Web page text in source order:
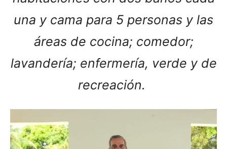
una y cama para 5 personas y las
áreas de cocina; comedor;
lavandería; enfermería, verde y de
recreación.